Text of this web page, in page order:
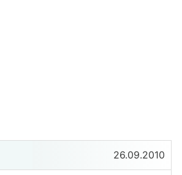
26.09.2010